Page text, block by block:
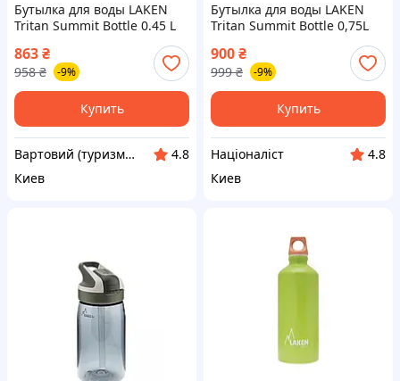
Бутылка для воды LAKEN
Tritan Summit Bottle 0.45 L
863₴
958 ₴ -9%
Купить
Вартовий (туризм, охота и кемпинг)
4.8
Киев
Бутылка для воды LAKEN
Tritan Summit Bottle 0,75L
900₴
999 ₴ -9%
Купить
Націоналіст
4.8
Киев